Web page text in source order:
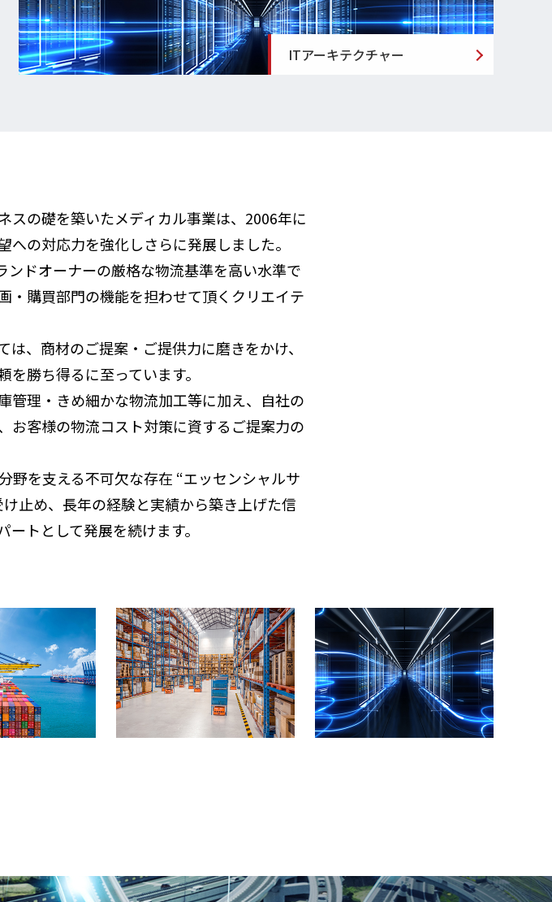
ITアーキテクチャー
スの礎を築いたメディカル事業は、2006年に
の対応力を強化しさらに発展しました。
ンドオーナーの厳格な物流基準を高い水準で
・購買部門の機能を担わせて頂くクリエイテ
、商材のご提案・ご提供力に磨きをかけ、
勝ち得るに至っています。
管理・きめ細かな物流加工等に加え、自社の
お客様の物流コスト対策に資するご提案力の
野を支える不可欠な存在 “エッセンシャルサ
止め、長年の経験と実績から築き上げた信
トとして発展を続けます。